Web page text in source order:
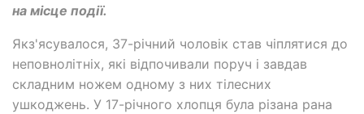
на місце події.
Якз'ясувалося, 37-річний чоловік став чіплятися до
неповнолітніх, які відпочивали поруч і завдав
складним ножем одному з них тілесних
ушкоджень. У 17-річного хлопця була різана рана